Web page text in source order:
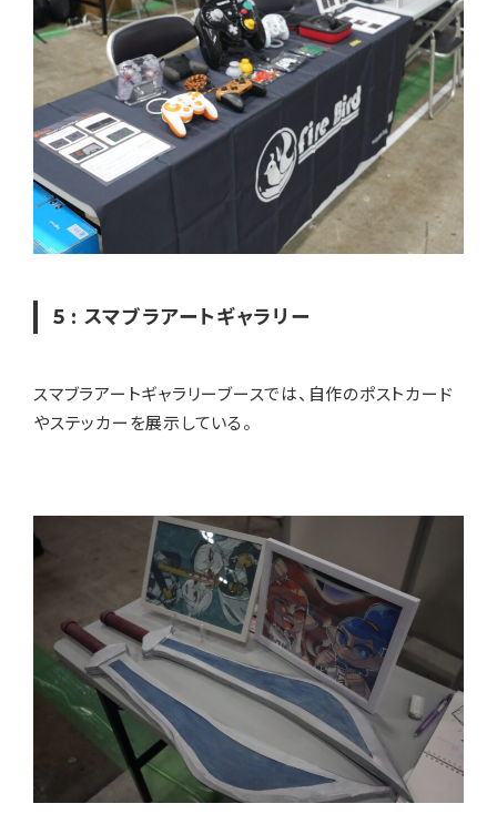
5 : スマブラアートギャラリー
スマブラアートギャラリーブースでは、自作のポストカード
やステッカーを展示している。